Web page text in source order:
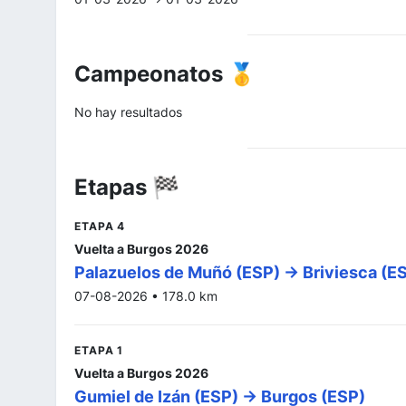
Campeonatos 🥇
No hay resultados
Etapas 🏁
ETAPA 4
Vuelta a Burgos 2026
Palazuelos de Muñó (ESP) -> Briviesca
07-08-2026 • 178.0 km
ETAPA 1
Vuelta a Burgos 2026
Gumiel de Izán (ESP) -> Burgos (ESP)